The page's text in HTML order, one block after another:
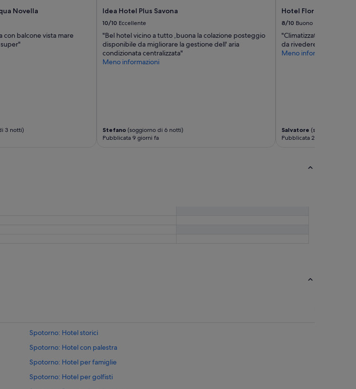
Novella
con balcone vista mare
3 notti)
Idea Hotel Plus Savona
10/10 Eccellente
"Bel hotel vicino a tutto ,buona la colazione posteggio
disponibile da migliorare la gestione dell' aria
condizionata centralizzata"
Meno informazioni
Stefano(soggiorno di 6 notti)
Pubblicata 9 giorni fa
Hotel Florenz
8/10 Buono
"Climatizzatore non
da rivedere"
Meno informazioni
Salvatore (soggiorno di 1
Pubblicata 2 settimane fa
Spotorno: Hotel storici
Spotorno: Hotel con palestra
Spotorno: Hotel per famiglie
Spotorno: Hotel per golfisti